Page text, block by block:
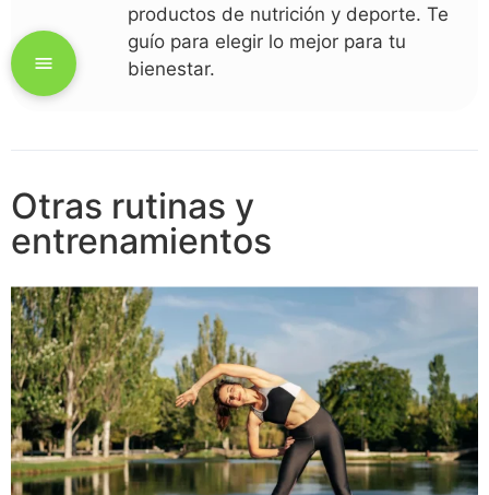
productos de nutrición y deporte. Te
guío para elegir lo mejor para tu
bienestar.
Otras rutinas y
entrenamientos